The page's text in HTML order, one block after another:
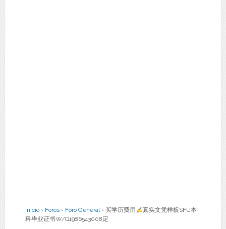
Inicio › Foros › Foro General › 买学历费用
真实文凭样板SFU本
科毕业证书W/Q1986543008定